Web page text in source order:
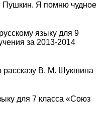
Пушкин. Я помню чудное
языку для 9
за 2013-2014
рассказу В. М. Шукшина
для 7 класса «Союз